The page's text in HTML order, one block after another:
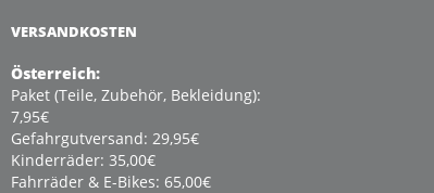
VERSANDKOSTEN
Österreich:
Paket (Teile, Zubehör, Bekleidung):
7,95€
Gefahrgutversand: 29,95€
Kinderräder: 35,00€
Fahrräder & E-Bikes: 65,00€